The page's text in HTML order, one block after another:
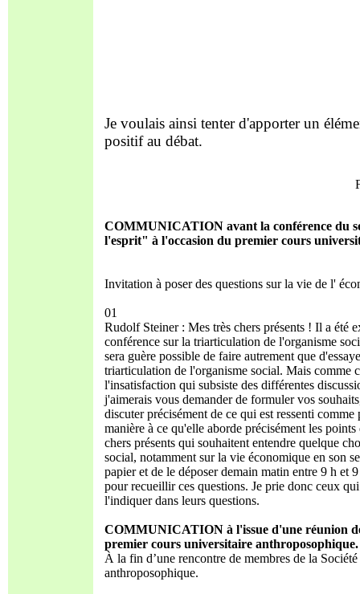
Je voulais ainsi tenter d'apporter un
positif au débat.
COMMUNICATION avant la conférence du
l'esprit" à l'occasion du premier cours
Invitation à poser des questions sur la vie de l'
01
Rudolf Steiner : Mes très chers présents ! Il a été
conférence sur la triarticulation de l'organisme
sera guère possible de faire autrement que
triarticulation de l'organisme social. Mais comme
l'insatisfaction qui subsiste des différentes
j'aimerais vous demander de formuler vos
discuter précisément de ce qui est ressenti
manière à ce qu'elle aborde précisément les
chers présents qui souhaitent entendre quelque
social, notamment sur la vie économique en son
papier et de le déposer demain matin entre 9 h et
pour recueillir ces questions. Je prie donc ceux
l'indiquer dans leurs questions.
COMMUNICATION à l'issue d'une réunion
premier cours universitaire anthroposophique.
À la fin d’une rencontre de membres de la
anthroposophique.